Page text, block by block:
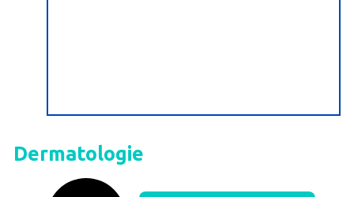
Dermatologie